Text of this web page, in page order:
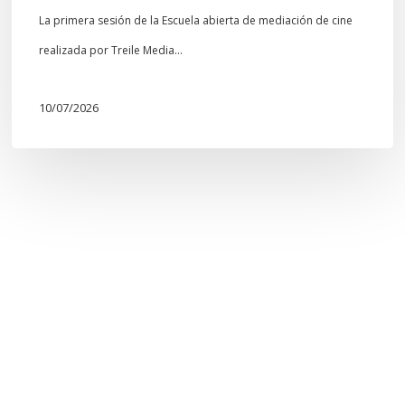
La primera sesión de la Escuela abierta de mediación de cine
realizada por Treile Media…
10/07/2026